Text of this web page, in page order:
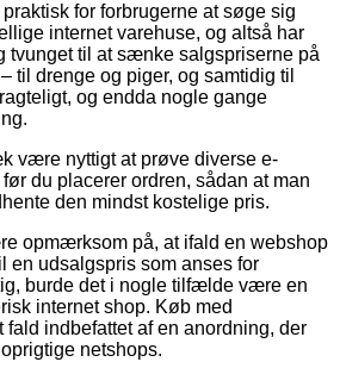
for forbrugerne at søge sig
internet varehuse, og altså har
tvunget til at sænke salgspriserne på
til drenge og piger, og samtidig til
og endda nogle gange
være nyttigt at prøve diverse e-
du placerer ordren, sådan at man
den mindst kostelige pris.
opmærksom på, at ifald en webshop
en udsalgspris som anses for
burde det i nogle tilfælde være en
internet shop. Køb med
fald indbefattet af en anordning, der
netshops.